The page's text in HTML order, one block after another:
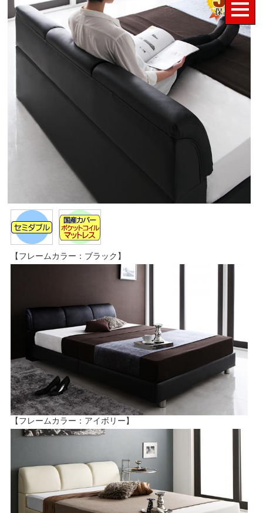
【フレームカラー：ブラック】
【フレームカラー：アイボリー】